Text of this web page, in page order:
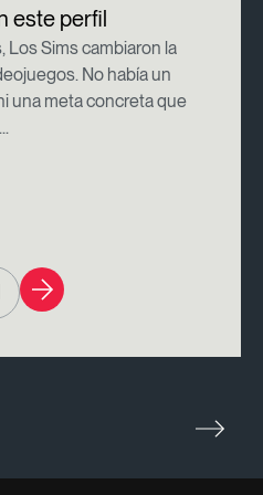
este perfil
Los Sims cambiaron la
No había un
una meta concreta que